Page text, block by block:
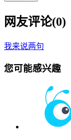
网友评论(0)
我来说两句
您可能感兴趣